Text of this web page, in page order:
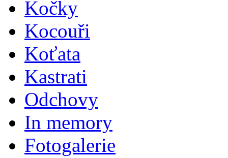
Kočky
Kocouři
Koťata
Kastrati
Odchovy
In memory
Fotogalerie